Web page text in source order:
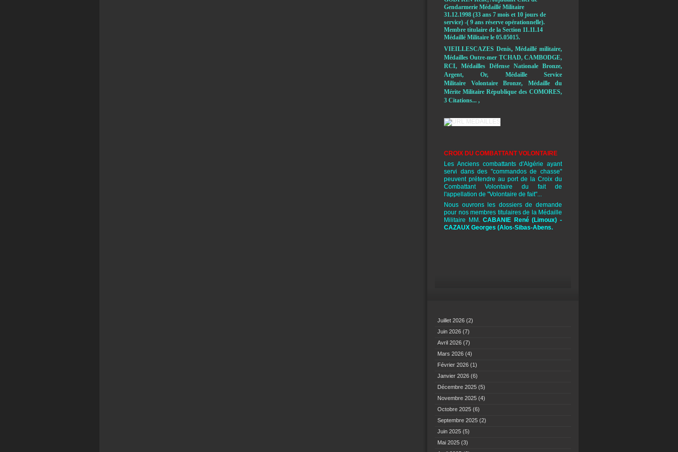
Gendarmerie Médaillé Militaire
31.12.1998 (33 ans 7 mois et 10 jours de
service) -( 9 ans réserve opérationnelle).
Membre titulaire de la Section 11.11.14
Médaillé Militaire le 05.05015.
VIEILLESCAZES Denis, Médaillé militaire,
Médailles Outre-mer TCHAD, CAMBODGE,
RCI, Médailles Défense Nationale Bronze,
Argent, Or, Médaille Service
Militaire Volontaire Bronze, Médaille du
Mérite Militaire République des COMORES,
3 Citations... ,
CROIX DU COMBATTANT VOLONTAIRE
Les Anciens combattants d'Algérie ayant
servi dans des "commandos de chasse"
peuvent prétendre au port de la Croix du
Combattant Volontaire du fait de
l'appellation de "Volontaire de fait"...
Nous ouvrons les dossiers de demande
pour nos membres titulaires de la Médaille
Militaire MM. CABANIE René(Limoux) -
CAZAUX Georges (Alos-Sibas-Abens.
Juillet 2026 (2)
Juin 2026 (7)
Avril 2026 (7)
Mars 2026 (4)
Février 2026 (1)
Janvier 2026 (6)
Décembre 2025 (5)
Novembre 2025 (4)
Octobre 2025 (6)
Septembre 2025 (2)
Juin 2025 (5)
Mai 2025 (3)